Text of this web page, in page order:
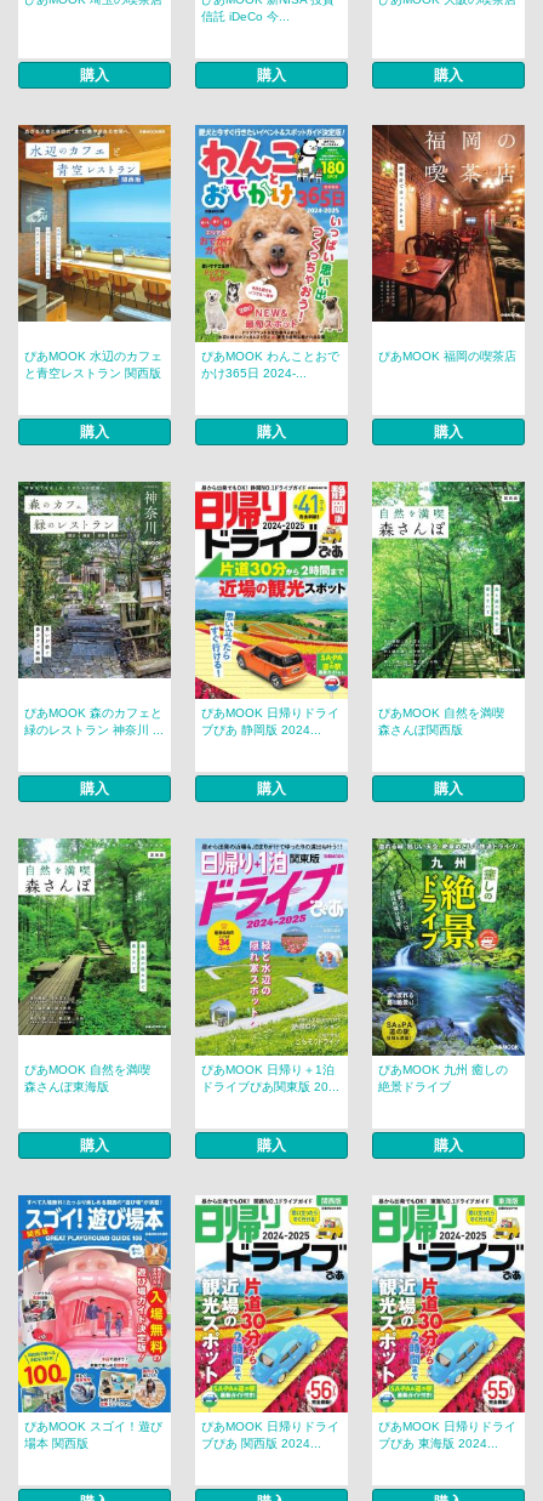
購入
信託 iDeCo 今...
購入 購入
ぴあMOOK 水辺のカフェ
と青空レストラン 関西版
購入
ぴあMOOK わんことおで
かけ365日 2024-...
購入
ぴあMOOK 福岡の喫茶店
購入
ぴあMOOK 森のカフェと
緑のレストラン 神奈川 ...
購入
ぴあMOOK 日帰りドライ
ブぴあ 静岡版 2024...
購入
ぴあMOOK 自然を満喫
森さんぽ関西版
購入
ぴあMOOK 自然を満喫
森さんぽ東海版
購入
ぴあMOOK 日帰り＋1泊
ドライブぴあ関東版 20...
購入
ぴあMOOK 九州 癒しの
絶景ドライブ
購入
ぴあMOOK スゴイ！遊び
場本 関西版
ぴあMOOK 日帰りドライ
ブぴあ 関西版 2024...
ぴあMOOK 日帰りドライ
ブぴあ 東海版 2024...